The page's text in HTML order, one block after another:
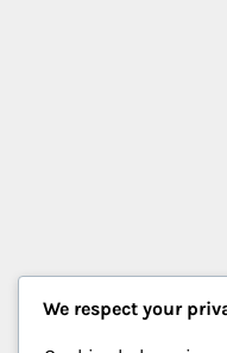
We respect your